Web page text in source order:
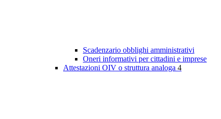
Scadenzario obblighi amministrativi
Oneri informativi per cittadini e imprese
Attestazioni OIV o struttura analoga 4